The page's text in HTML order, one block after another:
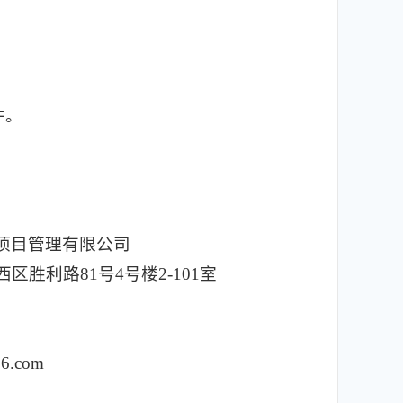
目管理有限公司
胜利路81号4号楼2-101室